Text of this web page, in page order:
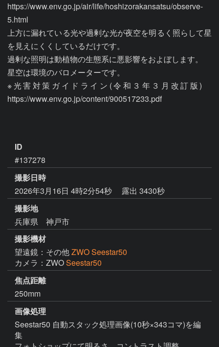
https://www.env.go.jp/air/life/hoshizorakansatsu/observe-
5.html
上方に漏れている光や過剰な光が夜空を明るく照らして星
を見えにくくしているだけです。
過剰な照明は動植物の生態系に悪影響をおよぼします。
星空は環境のバロメーターです。
※光害対策ガイドライン(令和３年３月改訂版)
https://www.env.go.jp/content/900517233.pdf
ID
#137278
撮影日時
2026年3月16日 4時2分54秒
露出 3430秒
撮影地
兵庫県 神戸市
撮影機材
望遠鏡：その他ZWO Seestar50
カメラ：ZWOSeestar50
焦点距離
250mm
画像処理
Seestar50 自動スタック処理画像(10秒×343コマ)を編
集